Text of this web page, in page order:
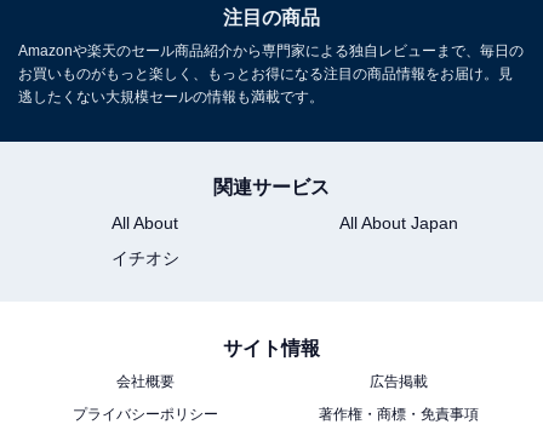
THE NORTH FACE(ザノースフェイス) トートバッグ
THE NORTH FACE「NM32355」
注目の商品
Amazonや楽天のセール商品紹介から専門家による独自レビューまで、毎日の
お買いものがもっと楽しく、もっとお得になる注目の商品情報をお届け。見
逃したくない大規模セールの情報も満載です。
関連サービス
All About
All About Japan
イチオシ
サイト情報
会社概要
広告掲載
プライバシーポリシー
著作権・商標・免責事項